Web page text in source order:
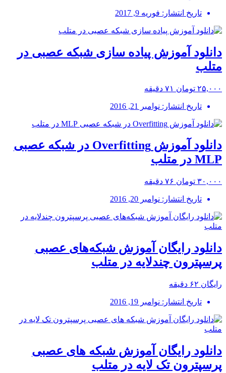
تاریخ انتشار: فوریه 9, 2017
دانلود آموزش پیاده سازی شبکه عصبی در
متلب
۲۵,۰۰۰ تومان ۷۱ دقیقه
تاریخ انتشار: نوامبر 21, 2016
دانلود آموزش Overfitting در شبکه عصبی
MLP در متلب
۳۰,۰۰۰ تومان ۷۶ دقیقه
تاریخ انتشار: نوامبر 20, 2016
دانلود رایگان آموزش شبکه‌های عصبی
پرسپترون چندلایه در متلب
رایگان ۶۲ دقیقه
تاریخ انتشار: نوامبر 19, 2016
دانلود رایگان آموزش شبکه های عصبی
پرسپترون تک لایه در متلب